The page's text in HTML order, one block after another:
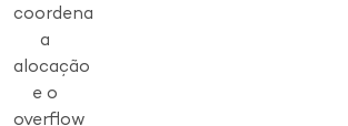
coordena
a
alocação
e o
overflow